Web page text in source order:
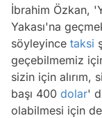
İbrahim Özkan,
Yakası'na
söyleyince taksi
geçebilmemiz
sizin için alırım,
başı 400 dolar'
olabilmesi için